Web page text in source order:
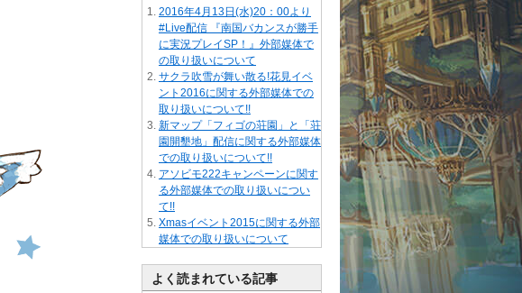
2016年4月13日(水)20：00より
#Live配信 『南国バカンスが勝手
に実況プレイSP！』外部媒体で
の取り扱いについて
サクラ吹雪が舞い散る!花見イベ
ント2016に関する外部媒体での
取り扱いについて!!
新マップ「フィゴの荘園」と「荘
園開墾地」配信に関する外部媒体
での取り扱いについて!!
アソビモ222キャンペーンに関す
る外部媒体での取り扱いについ
て!!
Xmasイベント2015に関する外部
媒体での取り扱いについて
よく読まれている記事